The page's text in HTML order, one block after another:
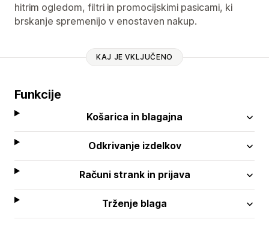
hitrim ogledom, filtri in promocijskimi pasicami, ki
brskanje spremenijo v enostaven nakup.
KAJ JE VKLJUČENO
Funkcije
Košarica in blagajna
Odkrivanje izdelkov
Računi strank in prijava
Trženje blaga